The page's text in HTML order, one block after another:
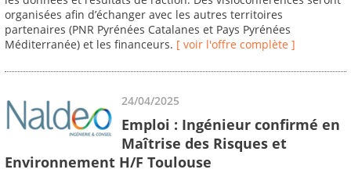
organisées afin d’échanger avec les autres territoires
partenaires (PNR Pyrénées Catalanes et Pays Pyrénées
Méditerranée) et les financeurs. [ voir l'offre complète ]
24/04/2025
Emploi : Ingénieur confirmé en
Maîtrise des Risques et
Environnement H/F Toulouse